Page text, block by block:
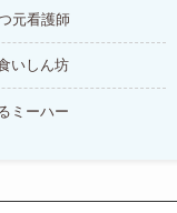
元看護師
いしん坊
ミーハー